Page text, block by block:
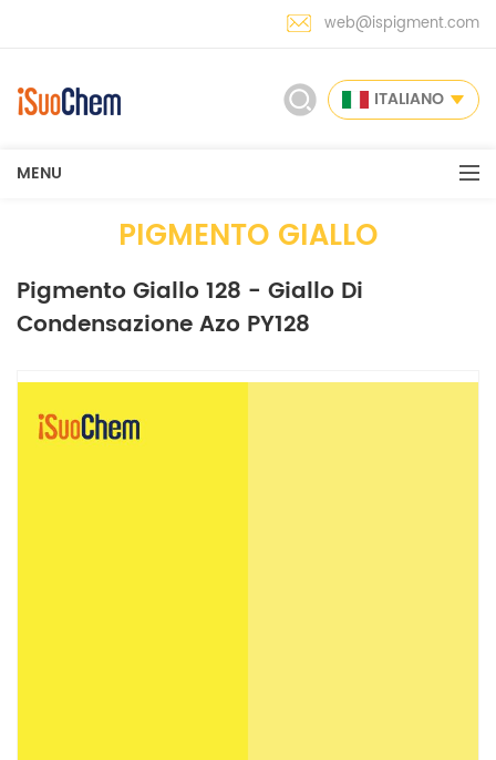
web@ispigment.com
ITALIANO
MENU
PIGMENTO GIALLO
Pigmento Giallo 128 - Giallo Di
Condensazione Azo PY128